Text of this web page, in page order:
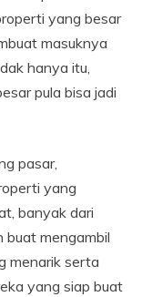
yang besar
masuknya
hanya itu,
pula bisa jadi
pasar,
yang
banyak dari
buat mengambil
menarik serta
yang siap buat